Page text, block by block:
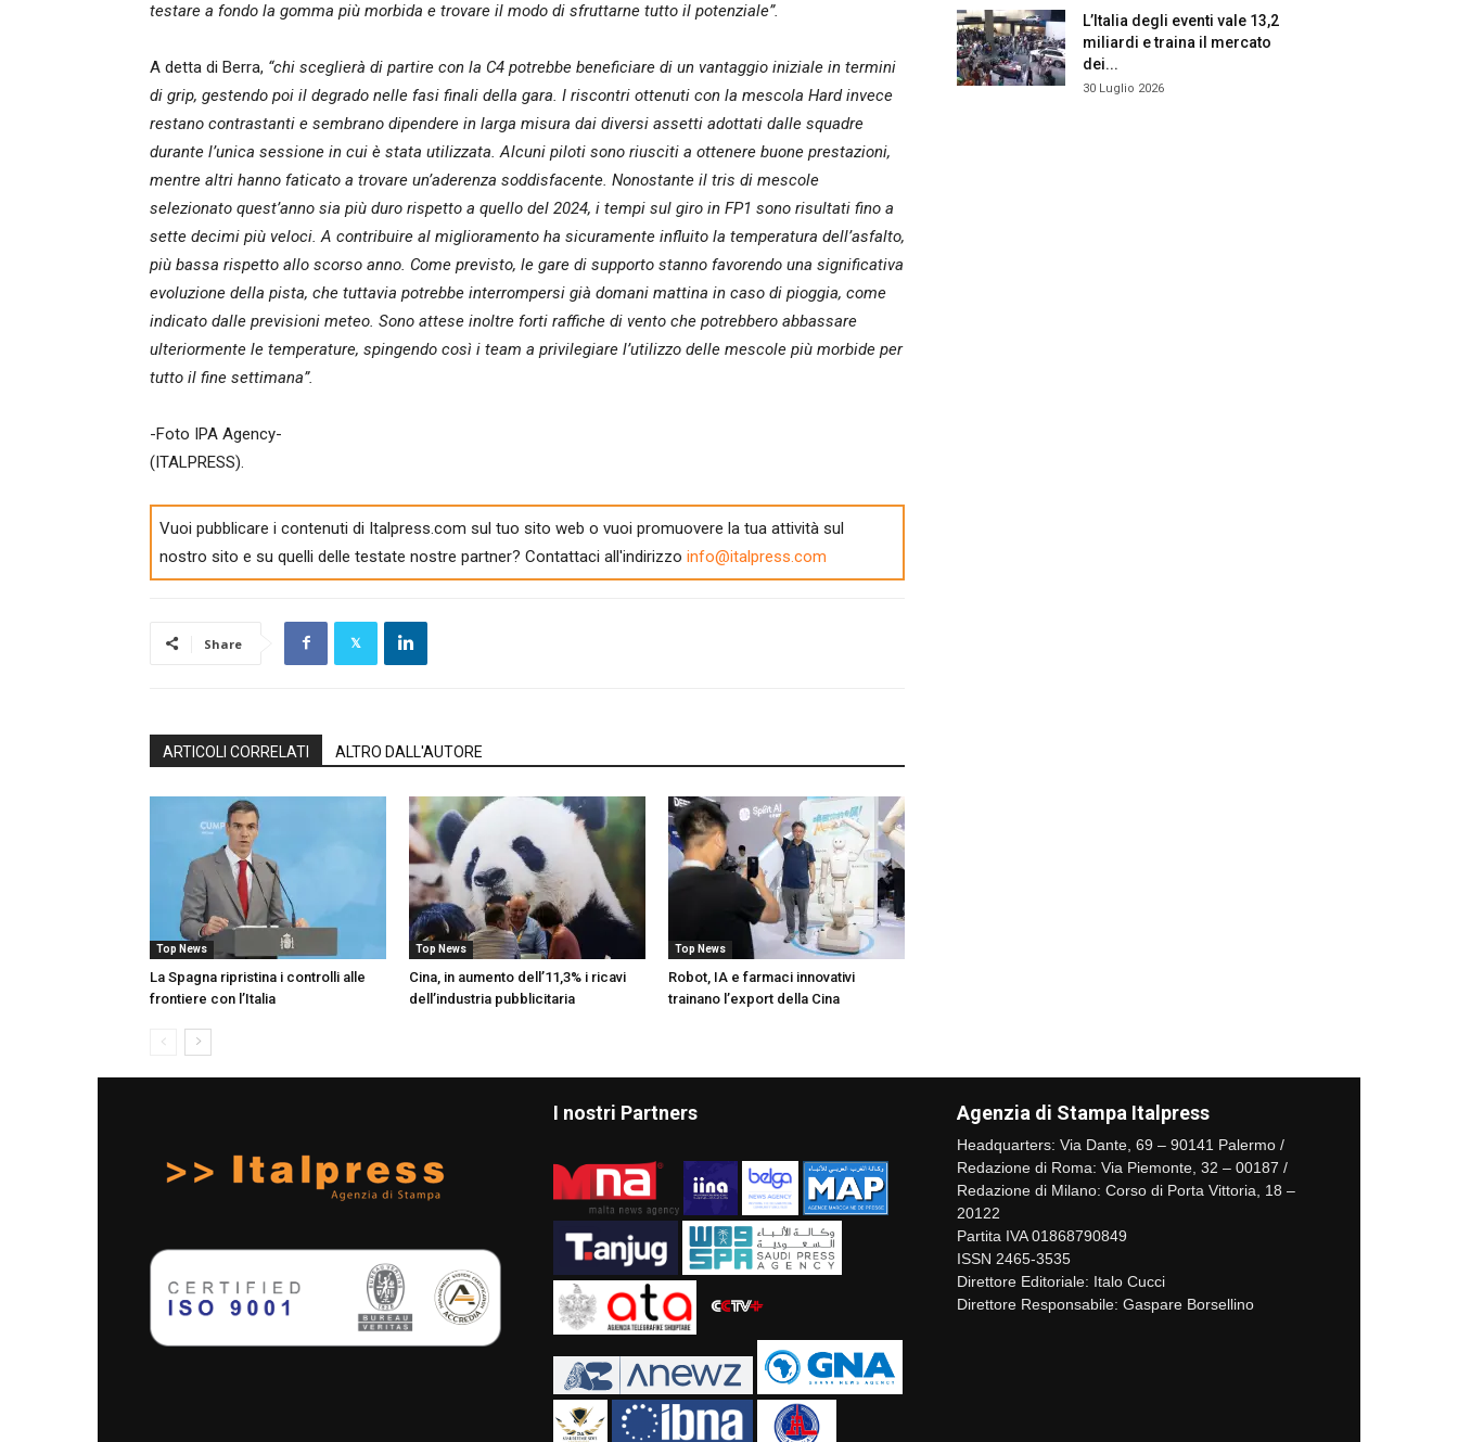
testare a fondo la gomma più morbida e trovare il modo di sfruttarne tutto il potenziale”.
A detta di Berra, “chi sceglierà di partire con la C4 potrebbe beneficiare di un vantaggio iniziale in termini
di grip, gestendo poi il degrado nelle fasi finali della gara. I riscontri ottenuti con la mescola Hard invece
restano contrastanti e sembrano dipendere in larga misura dai diversi assetti adottati dalle squadre
durante l’unica sessione in cui è stata utilizzata. Alcuni piloti sono riusciti a ottenere buone prestazioni,
mentre altri hanno faticato a trovare un’aderenza soddisfacente. Nonostante il tris di mescole
selezionato quest’anno sia più duro rispetto a quello del 2024, i tempi sul giro in FP1 sono risultati fino a
sette decimi più veloci. A contribuire al miglioramento ha sicuramente influito la temperatura dell’asfalto,
più bassa rispetto allo scorso anno. Come previsto, le gare di supporto stanno favorendo una significativa
evoluzione della pista, che tuttavia potrebbe interrompersi già domani mattina in caso di pioggia, come
indicato dalle previsioni meteo. Sono attese inoltre forti raffiche di vento che potrebbero abbassare
ulteriormente le temperature, spingendo così i team a privilegiare l’utilizzo delle mescole più morbide per
tutto il fine settimana”.
-Foto IPA Agency-
(ITALPRESS).
Vuoi pubblicare i contenuti di Italpress.com sul tuo sito web o vuoi promuovere la tua attività sul
nostro sito e su quelli delle testate nostre partner? Contattaci all'indirizzo info@italpress.com
Share
ARTICOLI CORRELATI ALTRO DALL'AUTORE
Top News
La Spagna ripristina i controlli alle
frontiere con l’Italia
Top News
Cina, in aumento dell’11,3% i ricavi
dell’industria pubblicitaria
Top News
Robot, IA e farmaci innovativi
trainano l’export della Cina
L’Italia degli eventi vale 13,2
miliardi e traina il mercato
dei...
30 Luglio 2026
I nostri Partners Agenzia di Stampa Italpress
Headquarters: Via Dante, 69 – 90141 Palermo /
Redazione di Roma: Via Piemonte, 32 – 00187 /
Redazione di Milano: Corso di Porta Vittoria, 18 –
20122
Partita IVA 01868790849
ISSN 2465-3535
Direttore Editoriale: Italo Cucci
Direttore Responsabile: Gaspare Borsellino